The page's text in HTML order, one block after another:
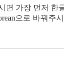
면 가장 먼저 한
으로 바꿔주